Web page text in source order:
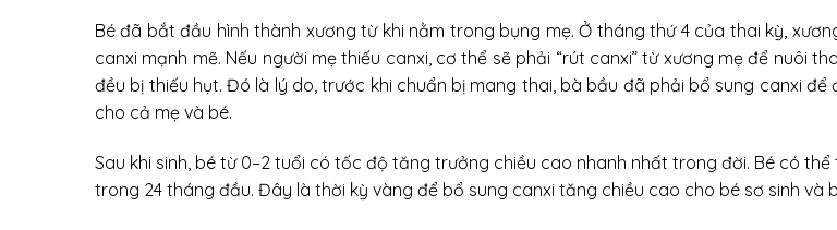
Bé đã bắt đầu hình thành xương từ khi nằm trong bụng mẹ. Ở tháng thứ 4 của thai kỳ,
canxi mạnh mẽ. Nếu người mẹ thiếu canxi, cơ thể sẽ phải “rút canxi” từ xương mẹ để nuôi
đều bị thiếu hụt. Đó là lý do, trước khi chuẩn bị mang thai, bà bầu đã phải bổ sung canxi
cho cả mẹ và bé.
Sau khi sinh, bé từ 0–2 tuổi có tốc độ tăng trưởng chiều cao nhanh nhất trong đời. Bé có
trong 24 tháng đầu. Đây là thời kỳ vàng để bổ sung canxi tăng chiều cao cho bé sơ sinh và